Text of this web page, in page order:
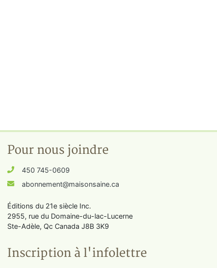
Pour nous joindre
450 745-0609
abonnement@maisonsaine.ca
Éditions du 21e siècle Inc.
2955, rue du Domaine-du-lac-Lucerne
Ste-Adèle, Qc Canada J8B 3K9
Inscription à l'infolettre